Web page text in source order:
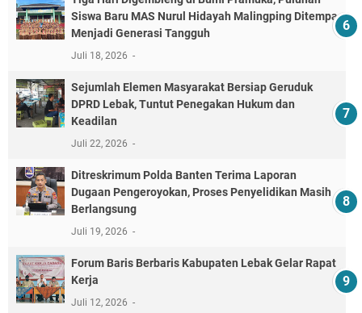
Siswa Baru MAS Nurul Hidayah Malingping Ditempa
Menjadi Generasi Tangguh
Juli 18, 2026
Sejumlah Elemen Masyarakat Bersiap Geruduk
DPRD Lebak, Tuntut Penegakan Hukum dan
Keadilan
Juli 22, 2026
Ditreskrimum Polda Banten Terima Laporan
Dugaan Pengeroyokan, Proses Penyelidikan Masih
Berlangsung
Juli 19, 2026
Forum Baris Berbaris Kabupaten Lebak Gelar Rapat
Kerja
Juli 12, 2026